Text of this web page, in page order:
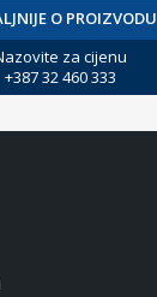
O PROIZVODU
za cijenu
+387 32 460 333